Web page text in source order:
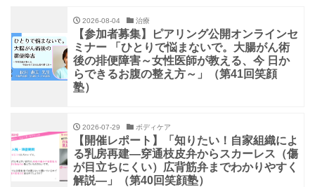
2026-08-04 治療
【参加者募集】ピアリング公開オンラインセ
ミナー 「ひとりで悩まないで。大腸がん術
後の排便障害～女性医師が教える、今 日か
らできるお腹の整え方～」（第41回笑顔
塾）
2026-07-29 ボディケア
【開催レポート】「知りたい！自家組織によ
る乳房再建―穿通枝皮弁からスカーレス（傷
が目立ちにくい）広背筋弁までわかりやすく
解説―」（第40回笑顔塾）